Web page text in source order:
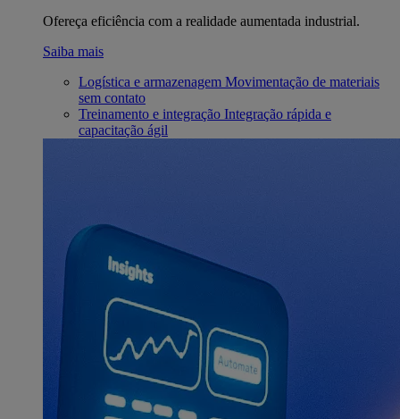
Ofereça eficiência com a realidade aumentada industrial.
Saiba mais
Logística e armazenagem Movimentação de materiais
sem contato
Treinamento e integração Integração rápida e
capacitação ágil